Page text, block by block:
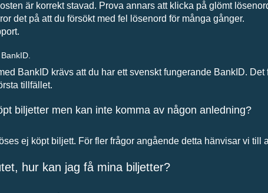
är korrekt stavad. Prova annars att klicka på glömt
det på att du försökt med fel lösenord för många gånger.
BankID krävs att du har ett svenskt fungerande BankID.
tillfället.
biljetter men kan inte komma av någon anledning?
ej köpt biljett. För fler frågor angående detta hänvisar vi till
hur kan jag få mina biljetter?